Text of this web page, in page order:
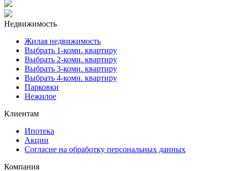
Недвижимость
Жилая недвижимость
Выбрать 1-комн. квартиру
Выбрать 2-комн. квартиру
Выбрать 3-комн. квартиру
Выбрать 4-комн. квартиру
Парковки
Нежилое
Клиентам
Ипотека
Акции
Согласие на обработку персональных данных
Компания